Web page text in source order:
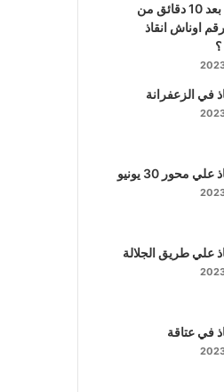
السويس بعد 10 دقائق من
اوناش انقاذ
في الزعفرانة
محور 30 يونيو
علي طريق الجلالة
في عتاقة